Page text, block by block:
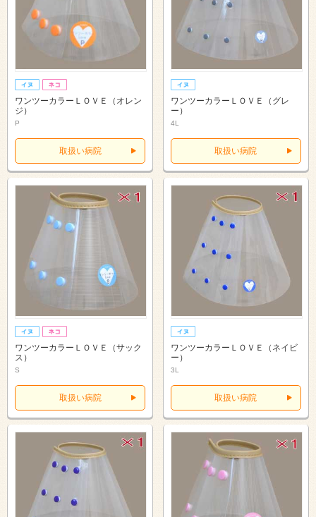
ワンツーカラーＬＯＶＥ（オレン
ジ）
P
取扱い病院
ワンツーカラーＬＯＶＥ（グレ
ー）
4L
取扱い病院
ワンツーカラーＬＯＶＥ（サック
ス）
S
取扱い病院
ワンツーカラーＬＯＶＥ（ネイビ
ー）
3L
取扱い病院